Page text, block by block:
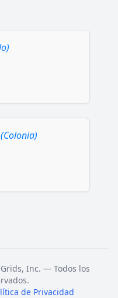
(Colonia)
Inc. — Todos los
de Privacidad